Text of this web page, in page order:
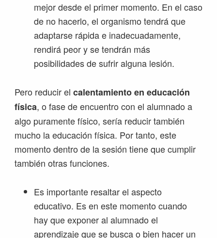
mejor desde el primer momento. En el caso
de no hacerlo, el organismo tendrá que
adaptarse rápida e inadecuadamente,
rendirá peor y se tendrán más
posibilidades de sufrir alguna lesión.
Pero reducir el calentamiento en educación
física, o fase de encuentro con el alumnado a
algo puramente físico, sería reducir también
mucho la educación física. Por tanto, este
momento dentro de la sesión tiene que cumplir
también otras funciones.
Es importante resaltar el aspecto
educativo. Es en este momento cuando
hay que exponer al alumnado el
aprendizaje que se busca o bien hacer un